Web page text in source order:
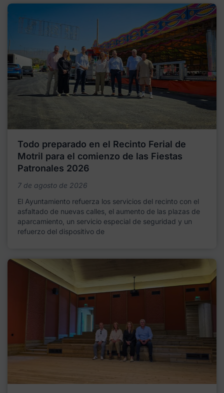
Todo preparado en el Recinto Ferial de
Motril para el comienzo de las Fiestas
Patronales 2026
7 de agosto de 2026
El Ayuntamiento refuerza los servicios del recinto con el
asfaltado de nuevas calles, el aumento de las plazas de
aparcamiento, un servicio especial de seguridad y un
refuerzo del dispositivo de